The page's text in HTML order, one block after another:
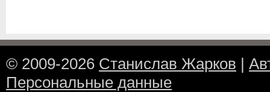
© 2009-2026 Станислав Жарков |
Персональные данные